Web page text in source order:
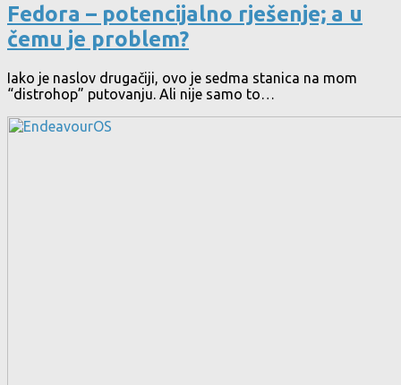
Fedora – potencijalno rješenje; a u
čemu je problem?
Iako je naslov drugačiji, ovo je sedma stanica na mom
“distrohop” putovanju. Ali nije samo to…